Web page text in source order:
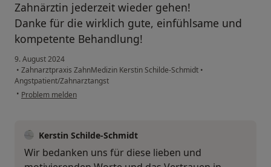
Zahnärztin jederzeit wieder gehen!
Danke für die wirklich gute, einfühlsame und
kompetente Behandlung!
9. August 2024
• Zahnarztpraxis ZahnMedizin Kerstin Schilde-Schmidt •
Angstpatient/Zahnarztangst
• Problem melden
Kerstin Schilde-Schmidt
Wir bedanken uns für diese lieben und